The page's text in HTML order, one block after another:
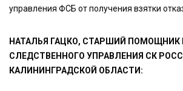
управления ФСБ от получения взятки
НАТАЛЬЯ ГАЦКО, СТАРШИЙ ПОМОЩНИК
СЛЕДСТВЕННОГО УПРАВЛЕНИЯ СК
КАЛИНИНГРАДСКОЙ ОБЛАСТИ: